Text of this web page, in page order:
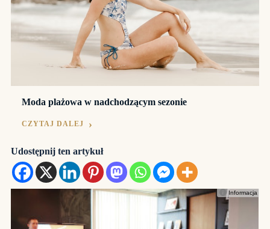
Moda plażowa w nadchodzącym sezonie
CZYTAJ DALEJ
Udostępnij ten artykuł